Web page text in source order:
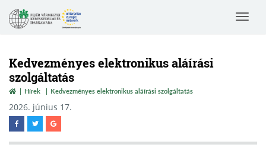
Toggle
Kedvezményes elektronikus aláírási
szolgáltatás
Hírek Kedvezményes elektronikus aláírási szolgáltatás
2026. június 17.